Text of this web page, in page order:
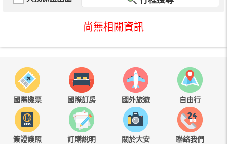
尚無相關資訊
國際機票 國際訂房 國外旅遊 自由行
簽證護照 訂購說明 關於大安 聯絡我們